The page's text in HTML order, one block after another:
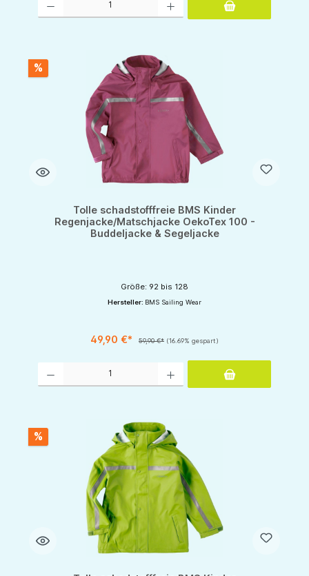
%
Tolle schadstofffreie BMS Kinder
Regenjacke/Matschjacke OekoTex 100 -
Buddeljacke & Segeljacke
Größe: 92 bis 128
Hersteller: BMS Sailing Wear
49,90 €* 59,90 €* (16.69% gespart)
%